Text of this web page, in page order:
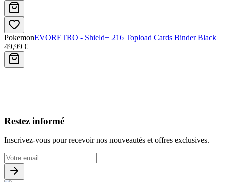
PokemonEVORETRO - Shield+ 216 Topload Cards Binder Black
49,99 €
Restez informé
Inscrivez-vous pour recevoir nos nouveautés et offres exclusives.